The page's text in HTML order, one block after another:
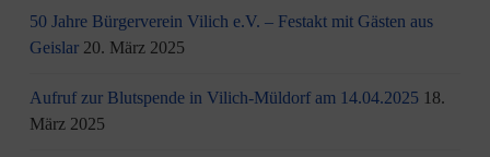
50 Jahre Bürgerverein Vilich e.V. – Festakt mit Gästen aus
Geislar 20. März 2025
Aufruf zur Blutspende in Vilich-Müldorf am 14.04.2025 18.
März 2025